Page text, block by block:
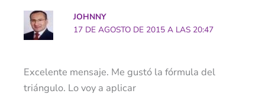
JOHNNY
17 DE AGOSTO DE 2015 A LAS 20:47
Excelente mensaje. Me gustó la fórmula del
triángulo. Lo voy a aplicar